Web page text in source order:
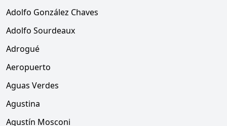
Adolfo González Chaves
Adolfo Sourdeaux
Adrogué
Aeropuerto
Aguas Verdes
Agustina
Agustín Mosconi